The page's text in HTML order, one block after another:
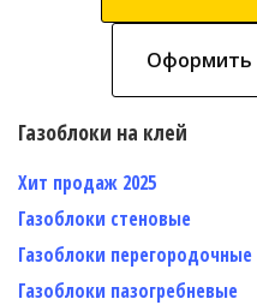
Оформить
Газоблоки на клей
Хит продаж 2025
Газоблоки стеновые
Газоблоки перегородочные
Газоблоки пазогребневые